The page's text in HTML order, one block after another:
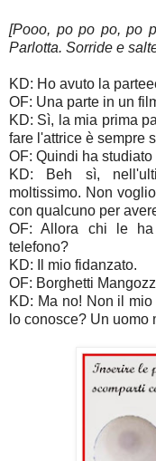
[Pooo, po po po, po
Parlotta. Sorride e
KD: Ho avuto la
OF: Una parte in un
KD: Sì, la mia prima
fare l'attrice è sempre
OF: Quindi ha
KD: Beh sì,
moltissimo. Non
con qualcuno per
OF: Allora chi le
telefono?
KD: Il mio fidanzato.
OF: Borghetti
KD: Ma no! Non il
lo conosce? Un uomo